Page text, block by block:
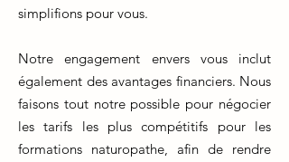
simplifions pour vous.
Notre engagement envers vous inclut
également des avantages financiers. Nous
faisons tout notre possible pour négocier
les tarifs les plus compétitifs pour les
formations naturopathe, afin de rendre